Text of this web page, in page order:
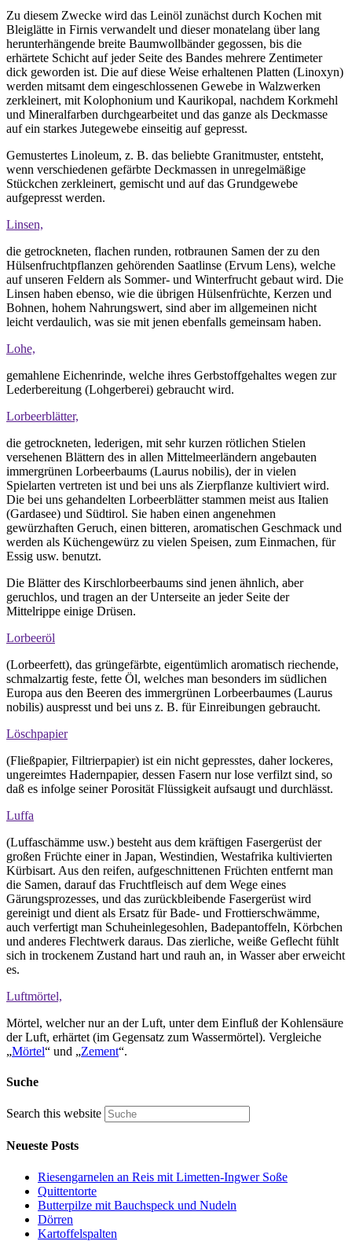
Zu diesem Zwecke wird das Leinöl zunächst durch Kochen mit
Bleiglätte in Firnis verwandelt und dieser monatelang über lang
herunterhängende breite Baumwollbänder gegossen, bis die
erhärtete Schicht auf jeder Seite des Bandes mehrere Zentimeter
dick geworden ist. Die auf diese Weise erhaltenen Platten (Linoxyn)
werden mitsamt dem eingeschlossenen Gewebe in Walzwerken
zerkleinert, mit Kolophonium und Kaurikopal, nachdem Korkmehl
und Mineralfarben durchgearbeitet und das ganze als Deckmasse
auf ein starkes Jutegewebe einseitig auf gepresst.
Gemustertes Linoleum, z. B. das beliebte Granitmuster, entsteht,
wenn verschiedenen gefärbte Deckmassen in unregelmäßige
Stückchen zerkleinert, gemischt und auf das Grundgewebe
aufgepresst werden.
Linsen,
die getrockneten, flachen runden, rotbraunen Samen der zu den
Hülsenfruchtpflanzen gehörenden Saatlinse (Ervum Lens), welche
auf unseren Feldern als Sommer- und Winterfrucht gebaut wird. Die
Linsen haben ebenso, wie die übrigen Hülsenfrüchte, Kerzen und
Bohnen, hohem Nahrungswert, sind aber im allgemeinen nicht
leicht verdaulich, was sie mit jenen ebenfalls gemeinsam haben.
Lohe,
gemahlene Eichenrinde, welche ihres Gerbstoffgehaltes wegen zur
Lederbereitung (Lohgerberei) gebraucht wird.
Lorbeerblätter,
die getrockneten, lederigen, mit sehr kurzen rötlichen Stielen
versehenen Blättern des in allen Mittelmeerländern angebauten
immergrünen Lorbeerbaums (Laurus nobilis), der in vielen
Spielarten vertreten ist und bei uns als Zierpflanze kultiviert wird.
Die bei uns gehandelten Lorbeerblätter stammen meist aus Italien
(Gardasee) und Südtirol. Sie haben einen angenehmen
gewürzhaften Geruch, einen bitteren, aromatischen Geschmack und
werden als Küchengewürz zu vielen Speisen, zum Einmachen, für
Essig usw. benutzt.
Die Blätter des Kirschlorbeerbaums sind jenen ähnlich, aber
geruchlos, und tragen an der Unterseite an jeder Seite der
Mittelrippe einige Drüsen.
Lorbeeröl
(Lorbeerfett), das grüngefärbte, eigentümlich aromatisch riechende,
schmalzartig feste, fette Öl, welches man besonders im südlichen
Europa aus den Beeren des immergrünen Lorbeerbaumes (Laurus
nobilis) auspresst und bei uns z. B. für Einreibungen gebraucht.
Löschpapier
(Fließpapier, Filtrierpapier) ist ein nicht gepresstes, daher lockeres,
ungereimtes Hadernpapier, dessen Fasern nur lose verfilzt sind, so
daß es infolge seiner Porosität Flüssigkeit aufsaugt und durchlässt.
Luffa
(Luffaschämme usw.) besteht aus dem kräftigen Fasergerüst der
großen Früchte einer in Japan, Westindien, Westafrika kultivierten
Kürbisart. Aus den reifen, aufgeschnittenen Früchten entfernt man
die Samen, darauf das Fruchtfleisch auf dem Wege eines
Gärungsprozesses, und das zurückbleibende Fasergerüst wird
gereinigt und dient als Ersatz für Bade- und Frottierschwämme,
auch verfertigt man Schuheinlegesohlen, Badepantoffeln, Körbchen
und anderes Flechtwerk daraus. Das zierliche, weiße Geflecht fühlt
sich in trockenem Zustand hart und rauh an, in Wasser aber erweicht
es.
Luftmörtel,
Mörtel, welcher nur an der Luft, unter dem Einfluß der Kohlensäure
der Luft, erhärtet (im Gegensatz zum Wassermörtel). Vergleiche
„Mörtel“ und „Zement“.
Suche
Search this website
Neueste Posts
Riesengarnelen an Reis mit Limetten-Ingwer Soße
Quittentorte
Butterpilze mit Bauchspeck und Nudeln
Dörren
Kartoffelspalten